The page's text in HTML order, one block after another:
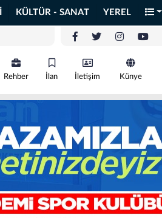
KÜLTÜR - SANAT YEREL
Rehber İlan İletişim Künye